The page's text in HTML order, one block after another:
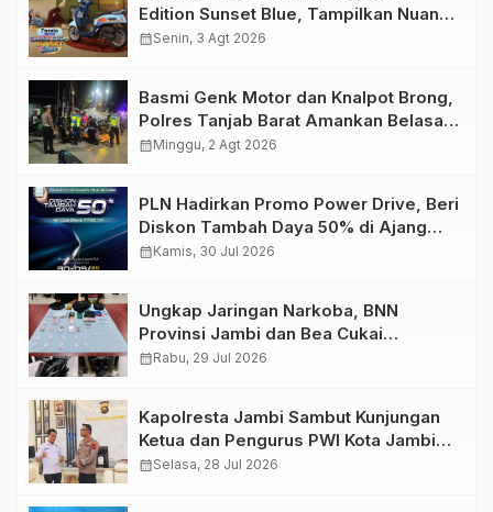
Edition Sunset Blue, Tampilkan Nuansa
Retro Summer yang Semakin Skena
calendar_monthSenin, 3 Agt 2026
Basmi Genk Motor dan Knalpot Brong,
Polres Tanjab Barat Amankan Belasan
Kendaraan
calendar_monthMinggu, 2 Agt 2026
PLN Hadirkan Promo Power Drive, Beri
Diskon Tambah Daya 50% di Ajang
GIIAS 2026
calendar_monthKamis, 30 Jul 2026
Ungkap Jaringan Narkoba, BNN
Provinsi Jambi dan Bea Cukai
Amankan Sembilan Pelaku beserta
calendar_monthRabu, 29 Jul 2026
Kapolresta Jambi Sambut Kunjungan
Ketua dan Pengurus PWI Kota Jambi
Perkuat Sinergi dan Kolaborasi
calendar_monthSelasa, 28 Jul 2026